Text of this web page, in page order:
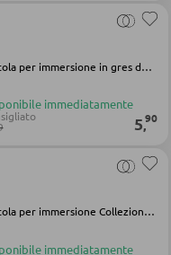
Ciotola per immersione in gres della Nature Collection Green
immediatamente
5,90
Ciotola per immersione Collezione Natura Gres verde scuro
immediatamente